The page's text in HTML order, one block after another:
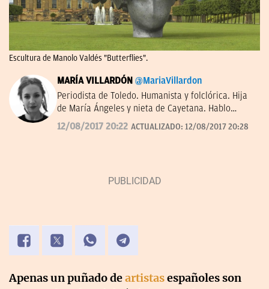
Escultura de Manolo Valdés "Butterflies".
MARÍA VILLARDÓN @MariaVillardon
Periodista de Toledo. Humanista y folclórica. Hija
de María Ángeles y nieta de Cayetana. Hablo
rápido con amables personajes –Tusquets dixit–.
12/08/2017 20:22 ACTUALIZADO: 12/08/2017 20:28
Apenas un puñado deartistasespañoles son